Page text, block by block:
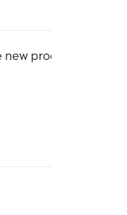
program